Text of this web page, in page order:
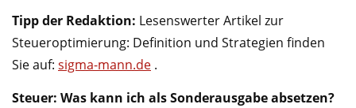
Tipp der Redaktion: Lesenswerter Artikel zur
Steueroptimierung: Definition und Strategien finden
Sie auf: sigma-mann.de .
Steuer: Was kann ich als Sonderausgabe absetzen?